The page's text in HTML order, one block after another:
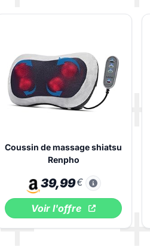
Coussin de massage shiatsu
Renpho
39,99€
Voir l'offre